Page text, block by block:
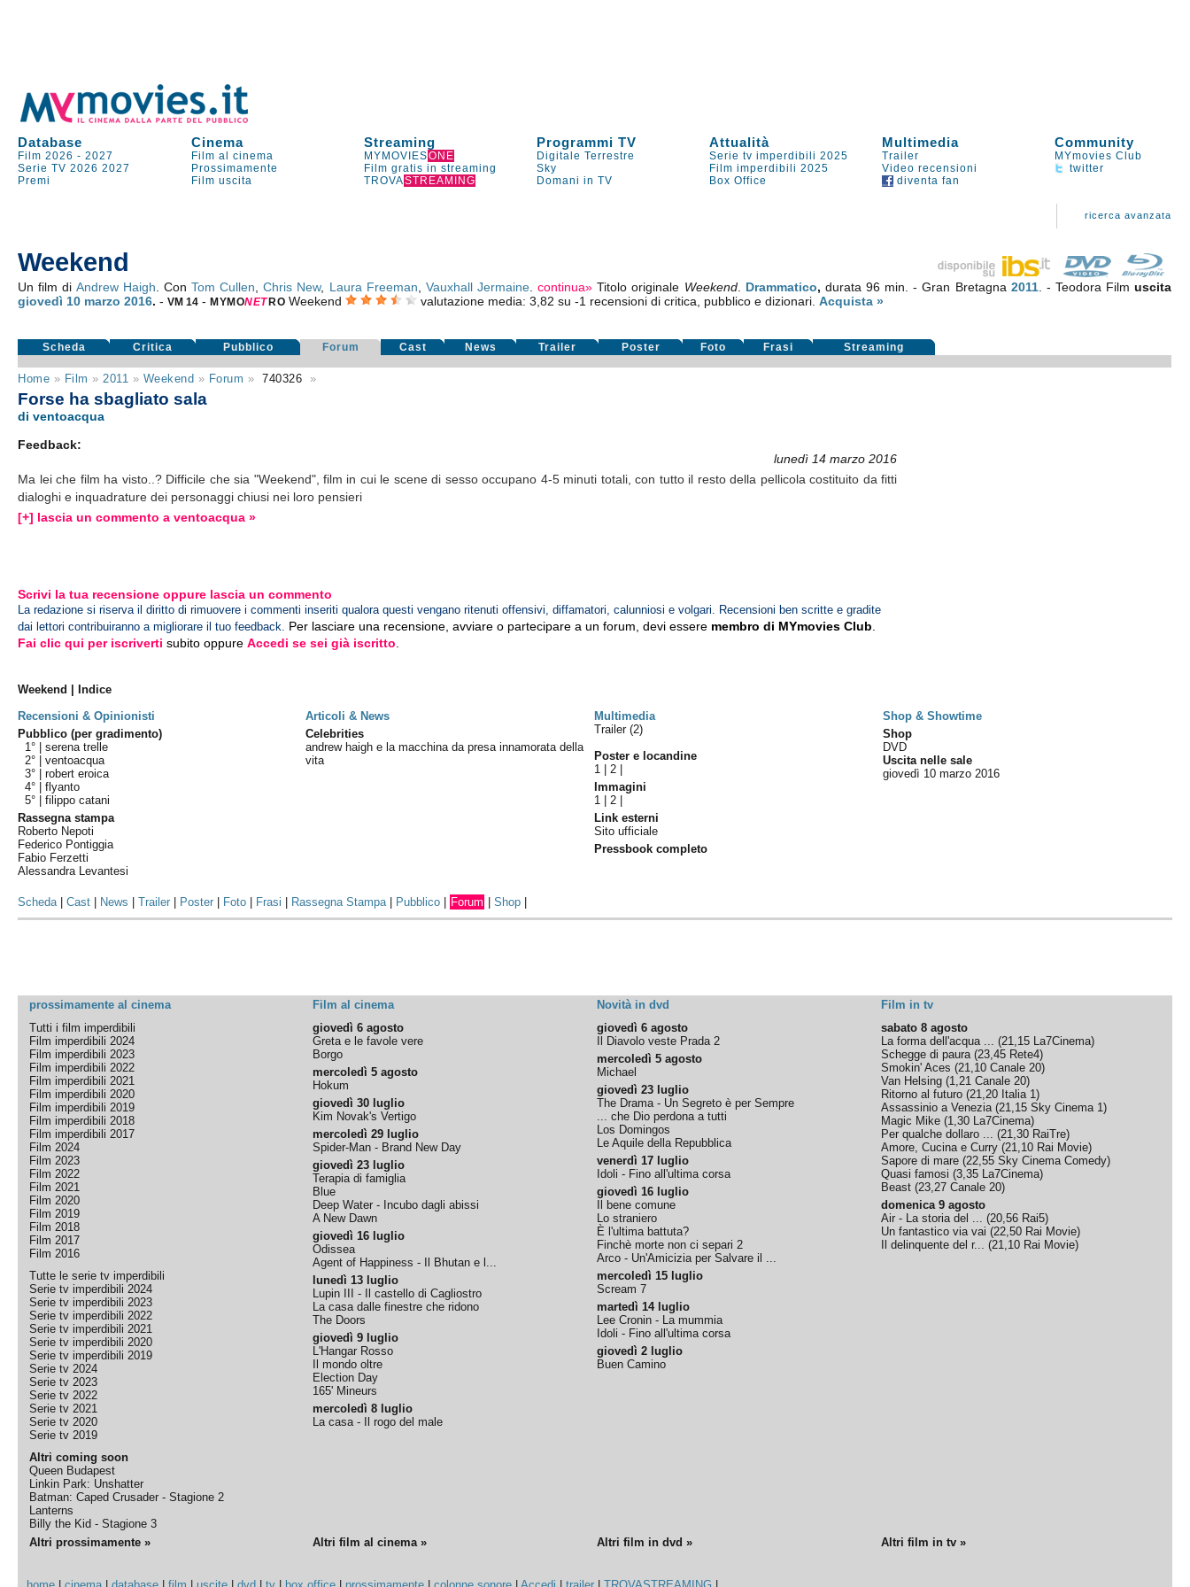
Database Cinema Streaming Programmi TV Attualità Multimedia Community
Film 2026 -2027 Film al cinema MYMOVIESONE Digitale Terrestre Serie tv imperdibili 2025 Trailer
MYmovies Club
Serie TV 2026 2027 Prossimamente Film gratis in streaming Sky Film imperdibili 2025 Video recensioni
twitter
Premi
Film uscita TROVASTREAMING Domani in TV Box Office diventa fan
ricerca avanzata
Weekend
Un film di Andrew Haigh . Con Tom Cullen ,Chris New, Laura Freeman Vauxhall Jermaine.continua» Titolo originale Weekend. Drammatico, durata 96 min. - Gran Bretagna 2011. - Teodora Filmuscita
giovedì 10 marzo 2016.-VM 14 -MYMONET RO Weekend valutazione media: 3,82 su -1 recensioni di critica, pubblico e dizionari. Acquista »
Scheda Critica Pubblico Forum Cast News Trailer Poster Foto Frasi Streaming
Home » Film » 2011 » Weekend » Forum » 740326 »
Forse ha sbagliato sala
di ventoacqua
Feedback:
lunedì 14 marzo 2016
Ma lei che film ha visto..? Difficile che sia "Weekend", film in cui le scene di sesso occupano 4-5 minuti totali, con tutto il resto della pellicola costituito da fitti
dialoghi e inquadrature dei personaggi chiusi nei loro pensieri
[+] lascia un commento a ventoacqua »
Scrivi la tua recensione oppure lascia un commento
La redazione si riserva il diritto di rimuovere i commenti inseriti qualora questi vengano ritenuti offensivi, diffamatori, calunniosi e volgari. Recensioni ben scritte e gradite
dai lettori contribuiranno a migliorare il tuo feedback. Per lasciare una recensione, avviare o partecipare a un forum, devi essere membro di MYmovies Club
Fai clic qui per iscriverti subito oppureAccedi se sei già iscritto
Weekend | Indice
Recensioni & Opinionisti
Articoli & News Multimedia
Shop & Showtime
Pubblico (per gradimento)
1° |serena trelle
2° |ventoacqua
3° |robert eroica
4° |flyanto
5° |filippo catani
Rassegna stampa
Roberto Nepoti
Federico Pontiggia
Fabio Ferzetti
Alessandra Levantesi
Celebrities
andrew haigh e la macchina da presa innamorata della
vita
Trailer (2)
Poster e locandine
1 |2
Immagini
1 |2
Link esterni
Sito ufficiale
Pressbook completo
Shop
DVD
Uscita nelle sale
giovedì 10 marzo 2016
Scheda|Cast News |Trailer Poster Foto Frasi Rassegna Stampa| Pubblico Forum |Shop
prossimamente al cinema Film al cinema Novità in dvd
Film in tv
Tutti i film imperdibili
Film imperdibili 2024
Film imperdibili 2023
Film imperdibili 2022
Film imperdibili 2021
Film imperdibili 2020
Film imperdibili 2019
Film imperdibili 2018
Film imperdibili 2017
Film 2024
Film 2023
Film 2022
Film 2021
Film 2020
Film 2019
Film 2018
Film 2017
Film 2016
Tutte le serie tv imperdibili
Serie tv imperdibili 2024
Serie tv imperdibili 2023
Serie tv imperdibili 2022
Serie tv imperdibili 2021
Serie tv imperdibili 2020
Serie tv imperdibili 2019
Serie tv 2024
Serie tv 2023
Serie tv 2022
Serie tv 2021
Serie tv 2020
Serie tv 2019
Altri coming soon
Queen Budapest
Linkin Park: Unshatter
Batman: Caped Crusader - Stagione 2
Lanterns
Billy the Kid - Stagione 3
giovedì 6 agosto
Greta e le favole vere
Borgo
mercoledì 5 agosto
Hokum
giovedì 30 luglio
Kim Novak's Vertigo
mercoledì 29 luglio
Spider-Man - Brand New Day
giovedì 23 luglio
Terapia di famiglia
Blue
Deep Water - Incubo dagli abissi
A New Dawn
giovedì 16 luglio
Odissea
Agent of Happiness - Il Bhutan e l...
lunedì 13 luglio
Lupin III - Il castello di Cagliostro
La casa dalle finestre che ridono
The Doors
giovedì 9 luglio
L'Hangar Rosso
Il mondo oltre
Election Day
165' Mineurs
mercoledì 8 luglio
La casa - Il rogo del male
giovedì 6 agosto
Il Diavolo veste Prada 2
mercoledì 5 agosto
Michael
giovedì 23 luglio
The Drama - Un Segreto è per Sempre
... che Dio perdona a tutti
Los Domingos
Le Aquile della Repubblica
venerdì 17 luglio
Idoli - Fino all'ultima corsa
giovedì 16 luglio
Il bene comune
Lo straniero
È l'ultima battuta?
Finchè morte non ci separi 2
Arco - Un'Amicizia per Salvare il ...
mercoledì 15 luglio
Scream 7
martedì 14 luglio
Lee Cronin - La mummia
Idoli - Fino all'ultima corsa
giovedì 2 luglio
Buen Camino
sabato 8 agosto
La forma dell'acqua ... (21,15 La7Cinema)
Schegge di paura(23,45 Rete4)
Smokin' Aces (21,10 Canale 20)
Van Helsing (1,21 Canale 20)
Ritorno al futuro (21,20 Italia 1)
Assassinio a Venezia(21,15 Sky Cinema 1)
Magic Mike (1,30 La7Cinema)
Per qualche dollaro ... (21,30 RaiTre)
Amore, Cucina e Curry (21,10 Rai Movie)
Sapore di mare (22,55 Sky Cinema Comedy)
Quasi famosi (3,35 La7Cinema)
Beast (23,27 Canale 20)
domenica 9 agosto
Air - La storia del ... (20,56 Rai5)
Un fantastico via vai (22,50 Rai Movie)
Il delinquente del r... (21,10 Rai Movie)
Altri prossimamente » Altri film al cinema » Altri film in dvd » Altri film in tv »